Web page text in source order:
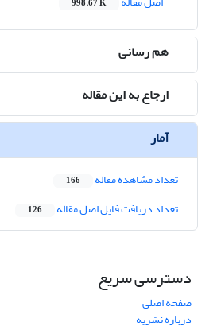
998.67 K
هم رسانی
ارجاع به این مقاله
آمار
تعداد مشاهده مقاله 166
تعداد دریافت فایل اصل مقاله 126
دسترسی سریع
صفحه اصلی
درباره نشریه